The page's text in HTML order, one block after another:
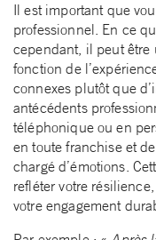
Il est important que
professionnel. En ce
cependant, il peut être
fonction de
connexes plutôt que
antécédents
téléphonique ou en
en toute franchise et
chargé d’émotions.
refléter votre
votre engagement